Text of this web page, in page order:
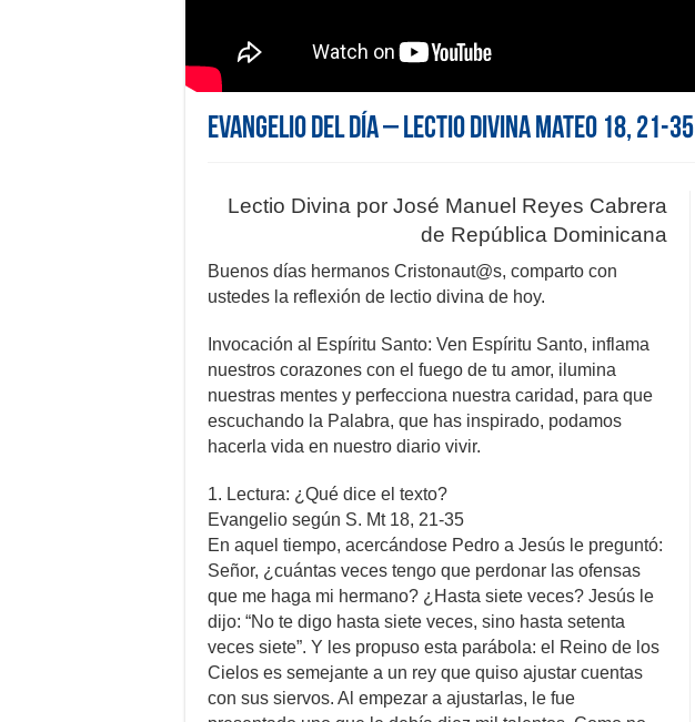
Evangelio del día – Lectio Divina Mateo 18, 21-35
Lectio Divina por José Manuel Reyes Cabrera
de República Dominicana
Buenos días hermanos Cristonaut@s, comparto con
ustedes la reflexión de lectio divina de hoy.
Invocación al Espíritu Santo: Ven Espíritu Santo, inflama
nuestros corazones con el fuego de tu amor, ilumina
nuestras mentes y perfecciona nuestra caridad, para que
escuchando la Palabra, que has inspirado, podamos
hacerla vida en nuestro diario vivir.
1. Lectura: ¿Qué dice el texto?
Evangelio según S. Mt 18, 21-35
En aquel tiempo, acercándose Pedro a Jesús le preguntó:
Señor, ¿cuántas veces tengo que perdonar las ofensas
que me haga mi hermano? ¿Hasta siete veces? Jesús le
dijo: “No te digo hasta siete veces, sino hasta setenta
veces siete”. Y les propuso esta parábola: el Reino de los
Cielos es semejante a un rey que quiso ajustar cuentas
con sus siervos. Al empezar a ajustarlas, le fue